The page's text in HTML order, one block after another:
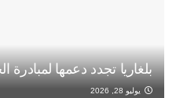
بلغاريا تجدد دعمها لمبادرة
يوليو 28, 2026